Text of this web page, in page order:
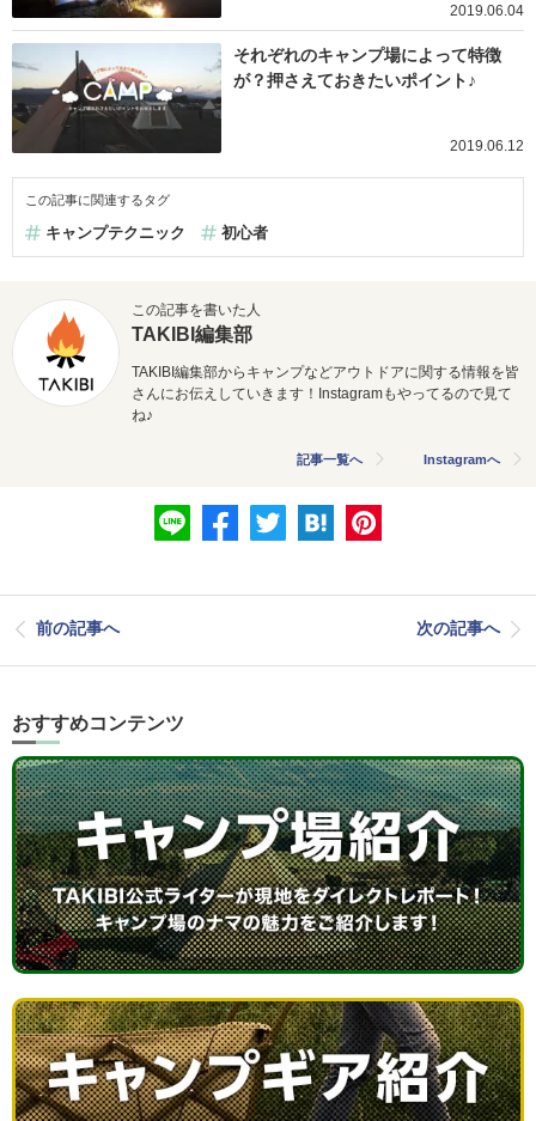
2019.06.04
それぞれのキャンプ場によって特徴
が？押さえておきたいポイント♪
2019.06.12
この記事に関連するタグ
キャンプテクニック 初心者
この記事を書いた人
TAKIBI編集部
TAKIBI編集部からキャンプなどアウトドアに関する情報を皆
さんにお伝えしていきます！Instagramもやってるので見て
ね♪
記事一覧へ Instagramへ
前の記事へ 次の記事へ
おすすめコンテンツ